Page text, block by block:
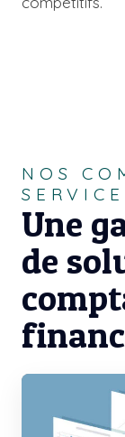
NOS
Une
de